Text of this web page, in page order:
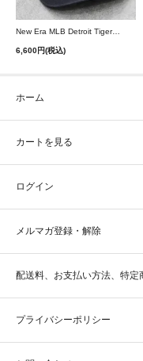
New Era MLB Detroit Tigers Postseason 9Twenty Strapback Cap - Navy
6,600円(税込)
ホーム
カートを見る
ログイン
メルマガ登録・解除
配送料、お支払い方法、特定
プライバシーポリシー